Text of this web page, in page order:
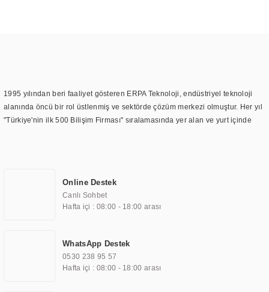
1995 yılından beri faaliyet gösteren ERPA Teknoloji, endüstriyel teknoloji
alanında öncü bir rol üstlenmiş ve sektörde çözüm merkezi olmuştur. Her yıl
"Türkiye'nin ilk 500 Bilişim Firması" sıralamasında yer alan ve yurt içinde
TOCHI markası altında kendi ürettiği ürünlerde kullanmıştır. Günümüzde
TOCHI; videowall, digital signage, kiosk, totem, akıllı durak ekranı, araç içi
ekran, asansör ekranı, digital menüboard, marin ekran, medikal ekran,
ekranları, endüstriyel ekranlar, kapı önü bilgi ekranları, panel PC,
endüstriyel Panel PC, mini PC, endüstriyel mini PC ve akıllı bina sistemleri
gibi çözümleri 4.5" ile 110” boyutları arasında üretebilirken, ayrıca standart
Online Destek
Canlı Sohbet
Hafta içi : 08:00 - 18:00 arası
WhatsApp Destek
0530 238 95 57
Hafta içi : 08:00 - 18:00 arası